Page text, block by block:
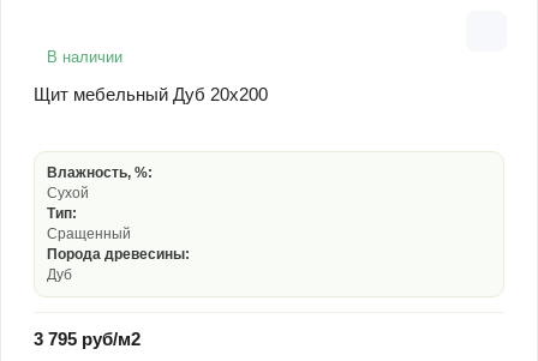
В наличии
Щит мебельный Дуб 20х200
Влажность, %:
Сухой
Тип:
Сращенный
Порода древесины:
Дуб
3 795 руб/м2